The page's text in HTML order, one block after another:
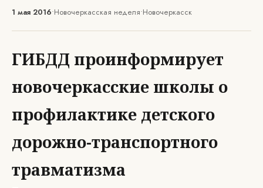
1 мая 2016•Новочеркасская неделя•Новочеркасск
ГИБДД проинформирует
новочеркасские школы о
профилактике детского
дорожно-транспортного
травматизма